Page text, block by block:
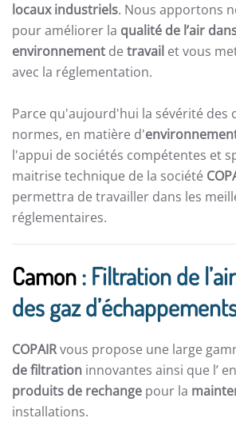
locaux industriels. Nous apportons
pour améliorer la qualité de l’air
environnement de travail et vous
avec la réglementation.
Parce qu'aujourd'hui la sévérité des
normes, en matière d'
l'appui de sociétés compétentes et
maitrise technique de la société
permettra de travailler dans les
réglementaires.
Camon: Filtration de
des gaz
COPAIRvous propose une large
de filtration innovantes ainsi que l’
produits de rechange pour la
installations.